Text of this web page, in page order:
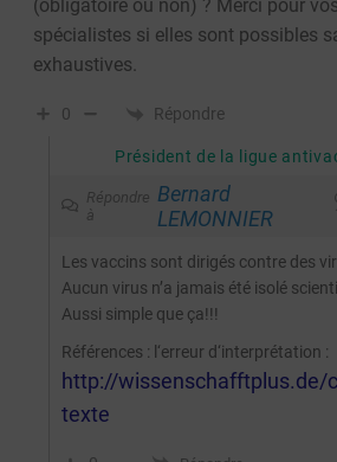
(obligatoire ou non) ? Merci pour
spécialistes si elles sont possibles
exhaustives.
0 Répondre
Président de la ligue
Répondre
à
Bernard
LEMONNIER
Les vaccins sont dirigés contre des
Aucun virus n’a jamais été isolé
Aussi simple que ça!!!
Références : l‘erreur d‘interprétation :
http://
texte